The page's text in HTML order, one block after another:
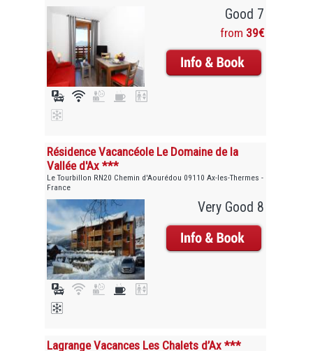
Good 7
from 39€
Résidence Vacancéole Le Domaine de la
Vallée d'Ax ***
Le Tourbillon RN20 Chemin d'Aourédou 09110 Ax-les-Thermes -
France
Very Good 8
Lagrange Vacances Les Chalets d’Ax ***